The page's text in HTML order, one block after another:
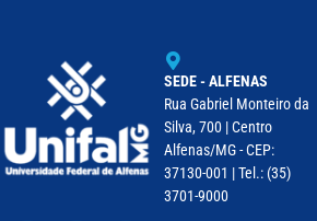
SEDE - ALFENAS
Rua Gabriel Monteiro da
Silva, 700 | Centro
Alfenas/MG - CEP:
37130-001 | Tel.: (35)
3701-9000